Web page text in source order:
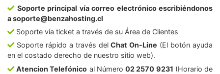
Soporte principal vía correo electrónico escribiéndonos
a soporte@benzahosting.cl
Soporte vía ticket a través de su Área de Clientes
Soporte rápido a través delChat On-Line (El botón ayuda
en el costado derecho de nuestro sitio web).
Atencion Telefónico al Número02 2570 9231 (Horario de